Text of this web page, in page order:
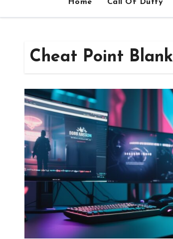
Home Call Of Dutty
Cheat Point Blank